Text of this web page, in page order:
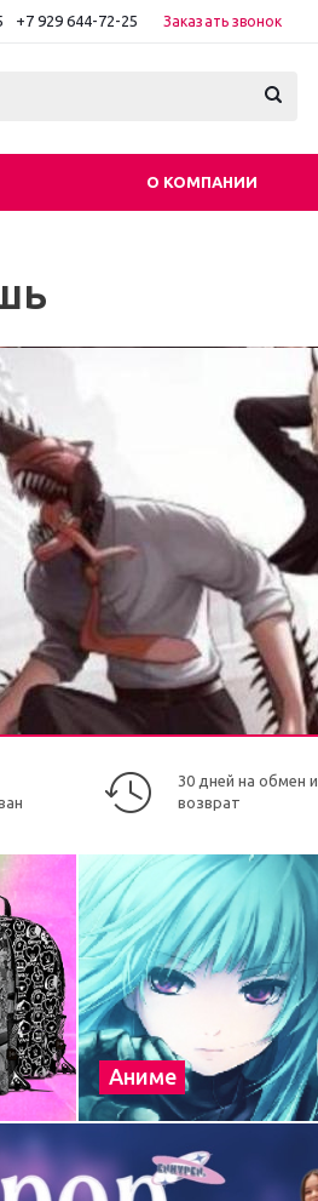
+7 929 644-72-25 Заказать звонок
О КОМПАНИИ
30 дней на обмен и
возврат
Аниме